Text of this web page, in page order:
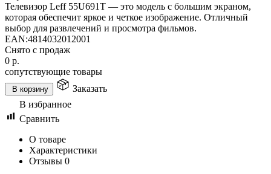
Телевизор Leff 55U691T — это модель с большим экраном,
которая обеспечит яркое и четкое изображение. Отличный
выбор для развлечений и просмотра фильмов.
EAN:4814032012001
Снято с продаж
0 р.
сопутствующие товары
В корзину
Заказать
В избранное
Сравнить
О товаре
Характеристики
Отзывы 0